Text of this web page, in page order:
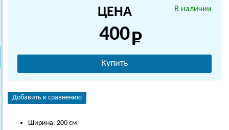
В наличии
ЦЕНА
400
Купить
Добавить к сравнению
Ширина: 200 см